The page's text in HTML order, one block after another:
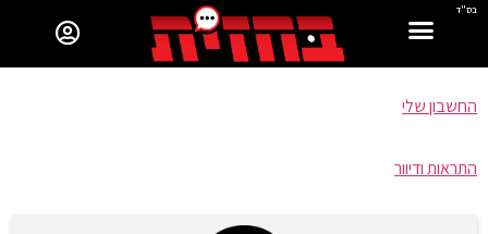
בס"ד
החשבון שלי
התראות ודיוור